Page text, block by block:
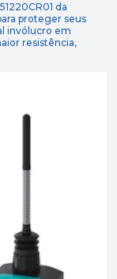
da
proteger seus
invólucro em
resistência,